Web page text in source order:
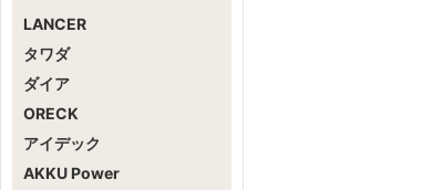
LANCER
タワダ
ダイア
ORECK
アイデック
AKKU Power